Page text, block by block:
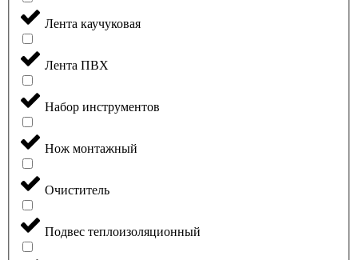
Лента каучуковая
Лента ПВХ
Набор инструментов
Нож монтажный
Очиститель
Подвес теплоизоляционный